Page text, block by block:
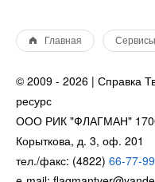
Главная Сервисы
© 2009 - 2026 | Справка
ресурс
ООО РИК "ФЛАГМАН"
Корыткова, д. 3, оф. 201
тел./факс: (4822) 66-77-99